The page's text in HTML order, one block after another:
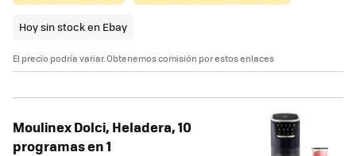
Hoy sin stock en Ebay
El precio podría variar. Obtenemos comisión por estos enlaces
Moulinex Dolci, Heladera, 10
programas en 1